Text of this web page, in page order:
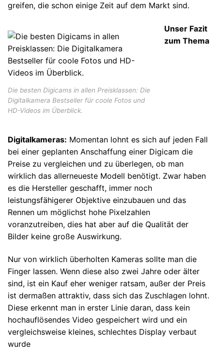
greifen, die schon einige Zeit auf dem Markt sind.
Die besten Digicams in allen Preisklassen: Die
Digitalkamera Bestseller für coole Fotos und
HD-Videos im Überblick.
Unser Fazit
zum Thema
Digitalkameras: Momentan lohnt es sich auf jeden Fall
bei einer geplanten Anschaffung einer Digicam die
Preise zu vergleichen und zu überlegen, ob man
wirklich das allerneueste Modell benötigt. Zwar haben
es die Hersteller geschafft, immer noch
leistungsfähigerer Objektive einzubauen und das
Rennen um möglichst hohe Pixelzahlen
voranzutreiben, dies hat aber auf die Qualität der
Bilder keine große Auswirkung.
Nur von wirklich überholten Kameras sollte man die
Finger lassen. Wenn diese also zwei Jahre oder älter
sind, ist ein Kauf eher weniger ratsam, außer der Preis
ist dermaßen attraktiv, dass sich das Zuschlagen lohnt.
Diese erkennt man in erster Linie daran, dass kein
hochauflösendes Video gespeichert wird und ein
vergleichsweise kleines, schlechtes Display verbaut
wurde